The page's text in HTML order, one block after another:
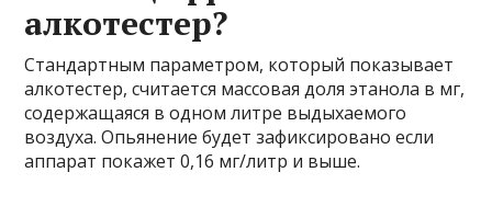
алкотестер?
Стандартным параметром, который показывает
алкотестер, считается массовая доля этанола в мг,
содержащаяся в одном литре выдыхаемого
воздуха. Опьянение будет зафиксировано если
аппарат покажет 0,16 мг/литр и выше.